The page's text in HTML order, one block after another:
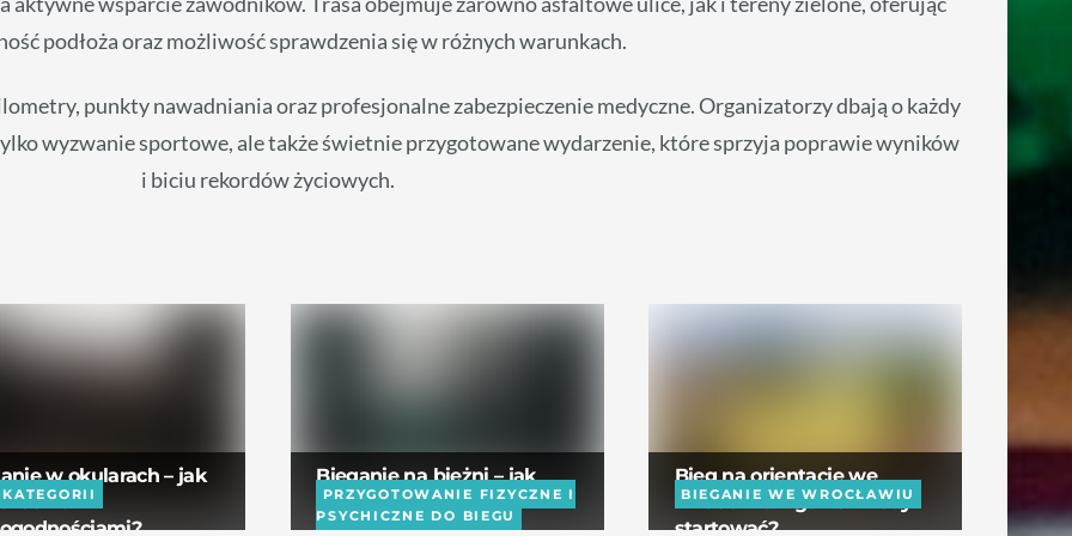
podłoża oraz możliwość sprawdzenia się w różnych warunkach.
punkty nawadniania oraz profesjonalne zabezpieczenie medyczne. Organizatorzy dbają o każdy
wyzwanie sportowe, ale także świetnie przygotowane wydarzenie, które sprzyja poprawie wyników
i biciu rekordów życiowych.
w okularach – jak
radzić z
Bieganie na bieżni – jak
biegać efektywnie w
domu?
PRZYGOTOWANIE FIZYCZNE I
PSYCHICZNE DO BIEGU
Bieg na orientację we
Wrocławiu – gdzie i kiedy
startować?
BIEGANIE WE WROCŁAWIU